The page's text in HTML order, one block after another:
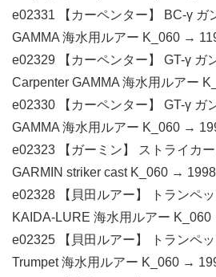
e02331 【カーペンター】 BC-γ ガ
GAMMA 海水用ルアー K_060 →
e02329 【カーペンター】 GT-γ ガ
Carpenter GAMMA 海水用ルアー
e02330 【カーペンター】 GT-γ ガ
GAMMA 海水用ルアー K_060 →
e02323 【ガーミン】 ストライカ
GARMIN striker cast K_060 →
e02328 【貝田ルアー】 トランペ
KAIDA-LURE 海水用ルアー
e02325 【貝田ルアー】 トランペ
Trumpet 海水用ルアー K_060 →